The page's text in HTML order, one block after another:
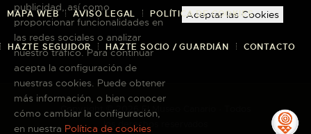
MAPA WEB AVISO LEGAL POLÍTICA DE COOKIES
HAZTE SEGUIDOR HAZTE SOCIO / GUARDIÁN CONTACTO
Copyright © 2026 El Museo Canario · Todos
los derechos reservados
publicidad, así como
proporcionar funcionalidades en
las redes sociales o analizar
nuestro tráfico. Para continuar
acepta la configuración de
nuestras cookies. Puede obtener
más información, o bien conocer
cómo cambiar la configuración,
en nuestra Política de cookies
Aceptar las Cookies